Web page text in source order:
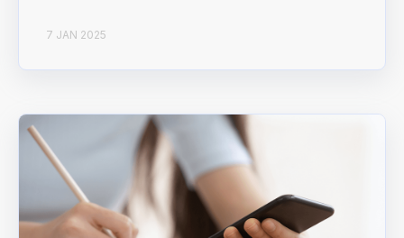
7 JAN 2025